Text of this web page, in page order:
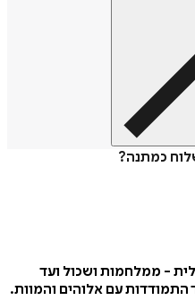
כמתנה?
- ממלחמות ושכול ועד
עם אלוהים והמוות.